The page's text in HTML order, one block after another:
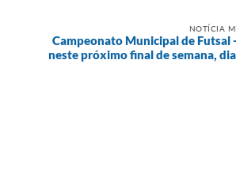
NOTÍCIA
Campeonato Municipal de Futsal
neste próximo final de semana,